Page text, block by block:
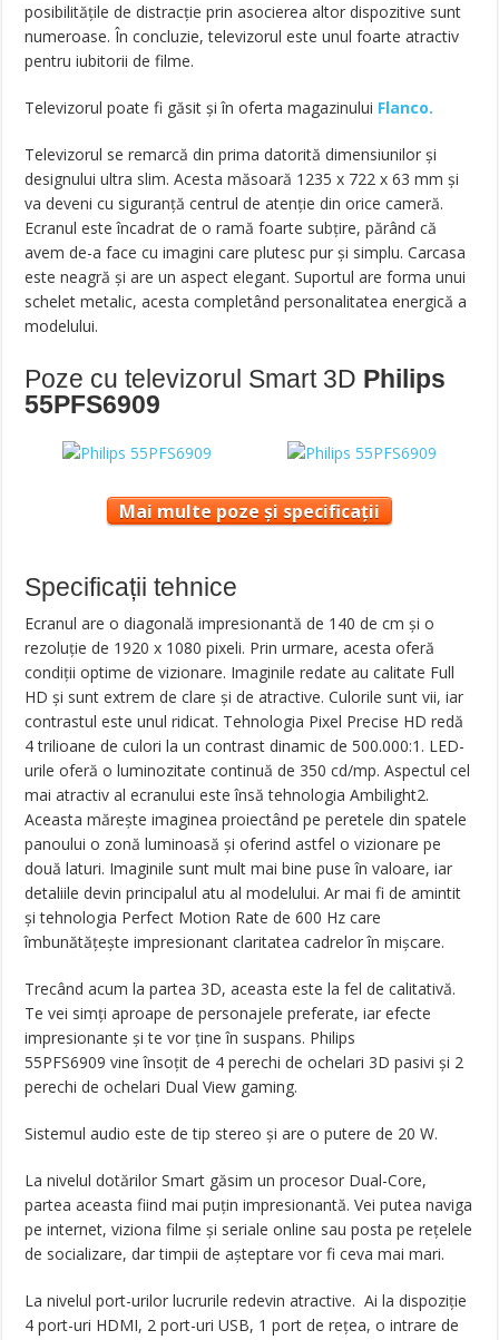
posibilitățile de distracție prin asocierea altor dispozitive sunt
numeroase. În concluzie, televizorul este unul foarte atractiv
pentru iubitorii de filme.
Televizorul poate fi găsit și în oferta magazinului Flanco.
Televizorul se remarcă din prima datorită dimensiunilor şi
designului ultra slim. Acesta măsoară 1235 x 722 x 63 mm şi
va deveni cu siguranță centrul de atenție din orice cameră.
Ecranul este încadrat de o ramă foarte subțire, părând că
avem de-a face cu imagini care plutesc pur şi simplu. Carcasa
este neagră şi are un aspect elegant. Suportul are forma unui
schelet metalic, acesta completând personalitatea energică a
modelului.
Poze cu televizorul Smart 3D Philips
55PFS6909
Mai multe poze și specificații
Specificații tehnice
Ecranul are o diagonală impresionantă de 140 de cm și o
rezoluție de 1920 x 1080 pixeli. Prin urmare, acesta oferă
condiții optime de vizionare. Imaginile redate au calitate Full
HD şi sunt extrem de clare şi de atractive. Culorile sunt vii, iar
contrastul este unul ridicat. Tehnologia Pixel Precise HD redă
4 trilioane de culori la un contrast dinamic de 500.000:1. LED-
urile oferă o luminozitate continuă de 350 cd/mp. Aspectul cel
mai atractiv al ecranului este însă tehnologia Ambilight2.
Aceasta mărește imaginea proiectând pe peretele din spatele
panoului o zonă luminoasă şi oferind astfel o vizionare pe
două laturi. Imaginile sunt mult mai bine puse în valoare, iar
detaliile devin principalul atu al modelului. Ar mai fi de amintit
şi tehnologia Perfect Motion Rate de 600 Hz care
îmbunătățește impresionant claritatea cadrelor în mişcare.
Trecând acum la partea 3D, aceasta este la fel de calitativă.
Te vei simți aproape de personajele preferate, iar efecte
impresionante și te vor ține în suspans. Philips
55PFS6909 vine însoțit de 4 perechi de ochelari 3D pasivi și 2
perechi de ochelari Dual View gaming.
Sistemul audio este de tip stereo şi are o putere de 20 W.
La nivelul dotărilor Smart găsim un procesor Dual-Core,
partea aceasta fiind mai puțin impresionantă. Vei putea naviga
pe internet, viziona filme şi seriale online sau posta pe rețelele
de socializare, dar timpii de aşteptare vor fi ceva mai mari.
La nivelul port-urilor lucrurile redevin atractive. Ai la dispoziție
4 port-uri HDMI, 2 port-uri USB, 1 port de rețea, o intrare de